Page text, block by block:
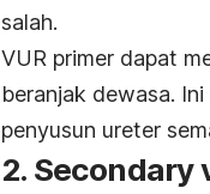
salah.
VUR primer dapat
beranjak dewasa.
penyusun ureter
2. Secondary